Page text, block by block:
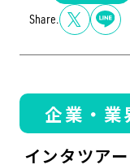
Share.
企業・業
インタツア